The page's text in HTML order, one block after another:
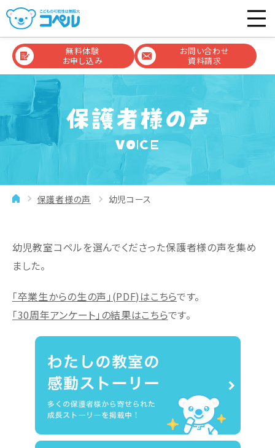
無料体験
お申し込み
お問い合わせ
資料請求
VOICE
保護者様の声 幼児コース
幼児教室コペルを選んでくださった保護者様の声を集め
ました。
「卒業生からの生の声」(PDF)はこちらです。
「30周年アンケート」の結果はこちらです。